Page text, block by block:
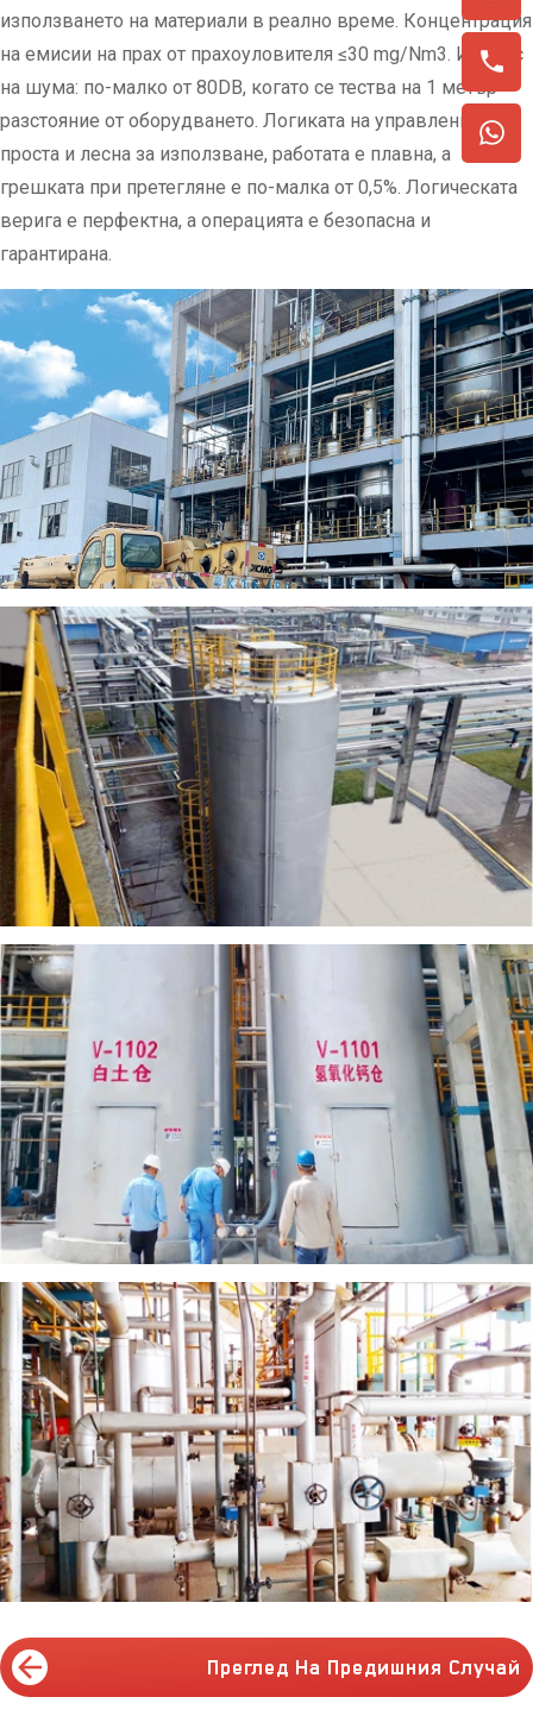
използването на материали в реално време. Концентрация
на емисии на прах от прахоуловителя ≤30 mg/Nm3. Индекс
на шума: по-малко от 80DB, когато се тества на 1 метър
разстояние от оборудването. Логиката на управление е
проста и лесна за използване, работата е плавна, а
грешката при претегляне е по-малка от 0,5%. Логическата
верига е перфектна, а операцията е безопасна и
гарантирана.
Преглед На Предишния Случай